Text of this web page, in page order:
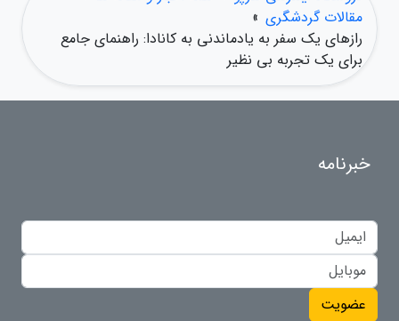
مقالات گردشگری »
رازهای یک سفر به یادماندنی به کانادا: راهنمای جامع
برای یک تجربه بی نظیر
خبرنامه
عضویت